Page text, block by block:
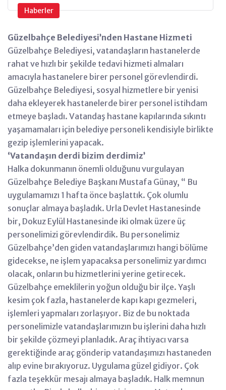
Haberler
Güzelbahçe Belediyesi’nden Hastane Hizmeti
Güzelbahçe Belediyesi, vatandaşların hastanelerde
rahat ve hızlı bir şekilde tedavi hizmeti almaları
amacıyla hastanelere birer personel görevlendirdi.
Güzelbahçe Belediyesi, sosyal hizmetlere bir yenisi
daha ekleyerek hastanelerde birer personel istihdam
etmeye başladı. Vatandaş hastane kapılarında sıkıntı
yaşamamaları için belediye personeli kendisiyle birlikte
gezip işlemlerini yapacak.
‘Vatandaşın derdi bizim derdimiz’
Halka dokunmanın önemli olduğunu vurgulayan
Güzelbahçe Belediye Başkanı Mustafa Günay, “ Bu
uygulamamızı 1 hafta önce başlattık. Çok olumlu
sonuçlar almaya başladık. Urla Devlet Hastanesinde
bir, Dokuz Eylül Hastanesinde iki olmak üzere üç
personelimizi görevlendirdik. Bu personelimiz
Güzelbahçe’den giden vatandaşlarımızı hangi bölüme
gidecekse, ne işlem yapacaksa personelimiz yardımcı
olacak, onların bu hizmetlerini yerine getirecek.
Güzelbahçe emeklilerin yoğun olduğu bir ilçe. Yaşlı
kesim çok fazla, hastanelerde kapı kapı gezmeleri,
işlemleri yapmaları zorlaşıyor. Biz de bu noktada
personelimizle vatandaşlarımızın bu işlerini daha hızlı
bir şekilde çözmeyi planladık. Araç ihtiyacı varsa
gerektiğinde araç gönderip vatandaşımızı hastaneden
alıp evine bırakıyoruz. Uygulama güzel gidiyor. Çok
fazla teşekkür mesajı almaya başladık. Halk memnun